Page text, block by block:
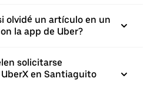
olvidé un artículo en un
la app de Uber?
solicitarse
en Santiaguito